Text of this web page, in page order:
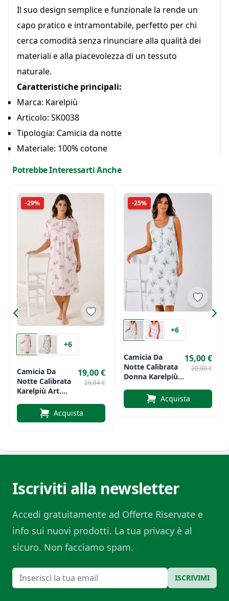
Il suo design semplice e funzionale la rende un
capo pratico e intramontabile, perfetto per chi
cerca comodità senza rinunciare alla qualità dei
materiali e alla piacevolezza di un tessuto
naturale.
Caratteristiche principali:
Marca: Karelpiù
Articolo: SK0038
Tipologia: Camicia da notte
Materiale: 100% cotone
Ideale per primavera ed estate
Design semplice e funzionale
Un capo essenziale per il guardaroba notte,
perfetto per un riposo fresco e naturale ogni
giorno.
Potrebbe Interessarti Anche
-29%
+6
Camicia Da
Notte Calibrata
Karelpiù Art.
19,00 €
26,84 €
Acquista
-25%
+6
Camicia Da
Notte Calibrata
Donna Karelpiù
15,00 €
20,00 €
Acquista
Iscriviti alla newsletter
Accedi gratuitamente ad Offerte Riservate e
info sui nuovi prodotti. La tua privacy è al
sicuro. Non facciamo spam.
Email ISCRIVIMI